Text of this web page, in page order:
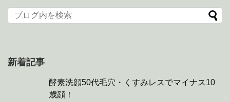
新着記事
酵素洗顔50代毛穴・くすみレスでマイナス10
歳顔！